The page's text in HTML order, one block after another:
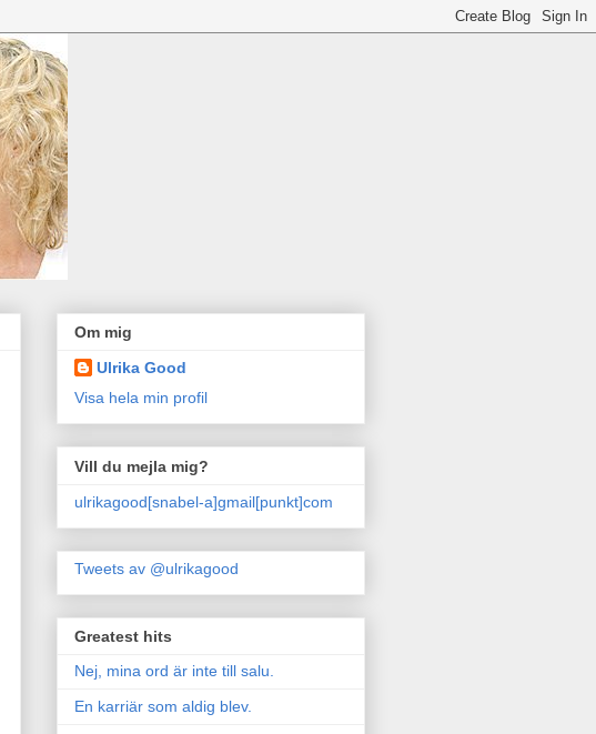
Om mig
Ulrika Good
Visa hela min profil
Vill du mejla mig?
ulrikagood[snabel-a]gmail[punkt]com
Tweets av @ulrikagood
Greatest hits
Nej, mina ord är inte till salu.
En karriär som aldig blev.